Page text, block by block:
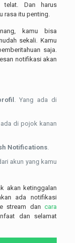
Dan harus
rasa itu penting.
kamu bisa
sekali. Kamu
saja.
notifikasi akan
. Yang ada di
ada di pojok kanan
Notifications.
akun yang kamu
akan ketinggalan
ada notifikasi
stream dancara
dan selamat